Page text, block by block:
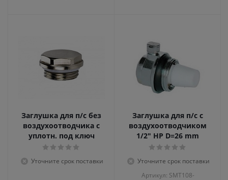
Заглушка для п/с без
воздухоотводчика с
уплотн. под ключ
Уточните срок поставки
Заглушка для п/с с
воздухоотводчиком
1/2" НР D=26 mm
Уточните срок поставки
Артикул: SMT108-